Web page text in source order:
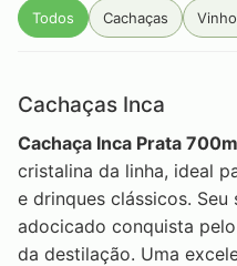
Todos Cachaças
Cachaças Inca
Cachaça Inca Prata
cristalina da linha, ideal
e drinques clássicos.
adocicado conquista
da destilação. Uma